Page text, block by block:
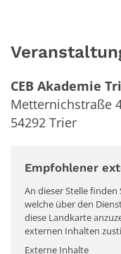
CEB Akademie
Metternichstraße
54292 Trier
Empfohlener
An dieser Stelle
welche über den
diese Landkarte
externen Inhalten
Externe Inhalte